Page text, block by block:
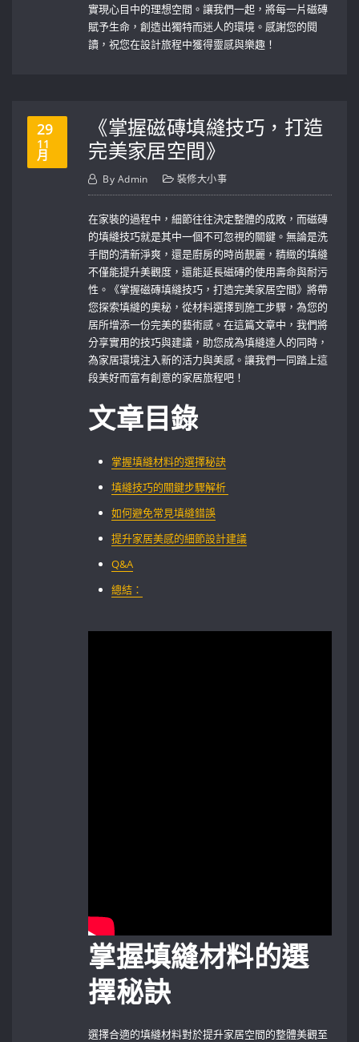
實現心目中的理想空間。讓我們一起，將每一片磁磚
賦予生命，創造出獨特而迷人的環境。感謝您的閱
讀，祝您在設計旅程中獲得靈感與樂趣！
29
11
月
《掌握磁磚填縫技巧，打造
完美家居空間》
By Admin 裝修大小事
在家裝的過程中，細節往往決定整體的成敗，而磁磚
的填縫技巧就是其中一個不可忽視的關鍵。無論是洗
手間的清新淨爽，還是廚房的時尚靚麗，精緻的填縫
不僅能提升美觀度，還能延長磁磚的使用壽命與耐污
性。《掌握磁磚填縫技巧，打造完美家居空間》將帶
您探索填縫的奧秘，從材料選擇到施工步驟，為您的
居所增添一份完美的藝術感。在這篇文章中，我們將
分享實用的技巧與建議，助您成為填縫達人的同時，
為家居環境注入新的活力與美感。讓我們一同踏上這
段美好而富有創意的家居旅程吧！
文章目錄
掌握填縫材料的選擇秘訣
填縫技巧的關鍵步驟解析 ⁣
如何避免常見填縫錯誤
提升家居美感的細節設計建議
Q&A
總結：
掌握填縫材料的選
擇秘訣
選擇合適的填縫材料對於提升家居空間的整體美觀至